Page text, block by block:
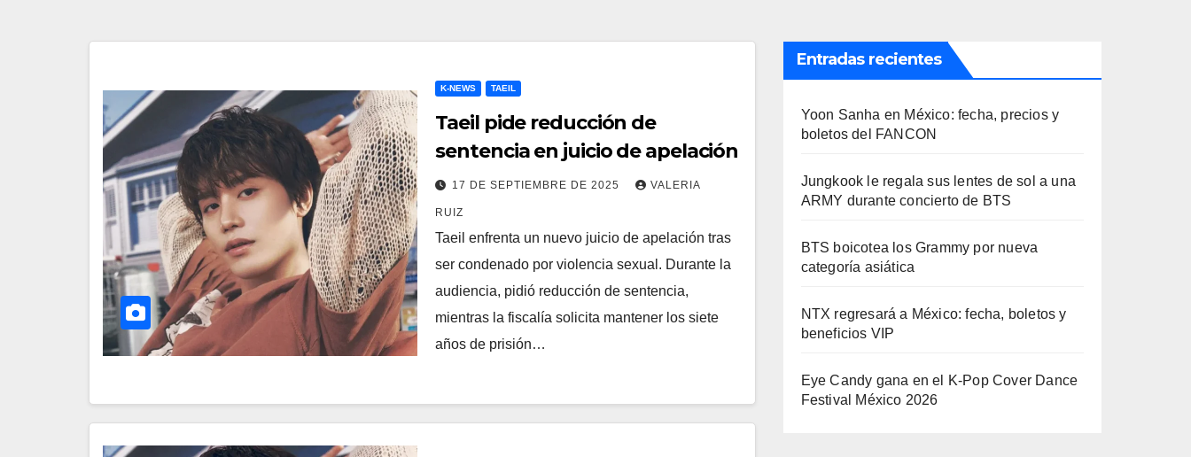
K-NEWS TAEIL
Taeil pide reducción de
sentencia en juicio de apelación
17 DE SEPTIEMBRE DE 2025 VALERIA
RUIZ
Taeil enfrenta un nuevo juicio de apelación tras
ser condenado por violencia sexual. Durante la
audiencia, pidió reducción de sentencia,
mientras la fiscalía solicita mantener los siete
años de prisión…
Entradas recientes
Yoon Sanha en México: fecha, precios y
boletos del FANCON
Jungkook le regala sus lentes de sol a una
ARMY durante concierto de BTS
BTS boicotea los Grammy por nueva
categoría asiática
NTX regresará a México: fecha, boletos y
beneficios VIP
Eye Candy gana en el K-Pop Cover Dance
Festival México 2026